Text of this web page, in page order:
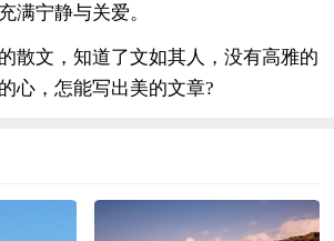
满宁静与关爱。
散文，知道了文如其人，没有高雅的
心，怎能写出美的文章?